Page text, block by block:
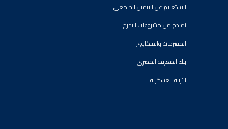
الاستعلام عن الايميل الجامعى
نماذج من مشروعات التخرج
المقترحات والشكاوي
بنك المعرفه المصرى
التربيه العسكريه